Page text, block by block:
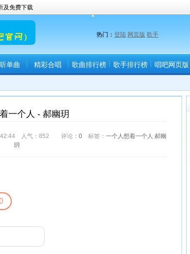
及免费下载
热门： 登陆 网页版 歌手
单曲 精彩合唱 歌曲排行榜 歌手排行榜 唱吧网页版
一个人 - 郝幽玥
人气： 852 评论： 0标签： 一个人想着一个人 郝幽
玥